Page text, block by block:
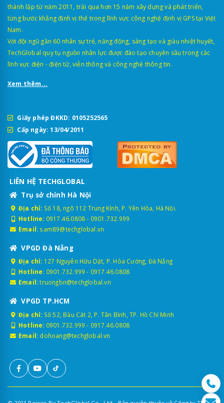
thành lập từ năm 2011, trải qua hơn 15 năm xây dựng và phát triển,
từng bước khẳng định vị thế trong lĩnh vực công nghệ định vị GPS tại Việt
Nam.
Với đội ngũ gần 60 nhân sự trẻ, năng động, sáng tạo và giàu nhiệt huyết,
TechGlobal quy tụ nguồn nhân lực được đào tạo chuyên sâu trong các
lĩnh vực điện - điện tử, viễn thông và công nghệ thông tin.
Xem thêm...
Giấy phép ĐKKD: 0105252565
Cấp ngày: 13/04/2011
LIÊN HỆ TECHGLOBAL
Trụ sở chính Hà Nội
Địa chỉ: Số 18, ngõ 112 Trung Kính, P. Yên Hòa, Hà Nội.
Hotline: 0917.46.0808- 0901.732.999
Email: sam89@techglobal.vn
VPGD Đà Nẵng
Địa chỉ: 127 Nguyễn Hữu Dật, P. Hòa Cường, Đà Nẵng
Hotline: 0901.732.999 - 0917.46.0808
Email: truongbn@techglobal.vn
VPGD TP.HCM
Địa chỉ: Số 52, Bàu Cát 2, P. Tân Bình, TP. Hồ Chí Minh
Hotline: 0901.732.999 - 0917.46.0808
Email: dohoang@techglobal.vn